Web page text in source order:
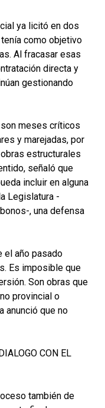
ya licitó en dos
como objetivo
Al fracasar esas
directa y
gestionando
meses críticos
y marejadas, por
estructurales
señaló que
incluir en alguna
Legislatura -
, una defensa
el año pasado
Es imposible que
Son obras que
provincial o
anunció que no
CON EL
también de